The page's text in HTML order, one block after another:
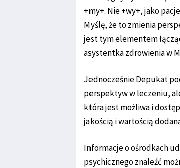
+my+. Nie +wy+, jako
Myślę, że to zmienia
jest tym elementem
asystentka zdrowienia w
Jednocześnie Depukat
perspektyw w leczeniu,
która jest możliwa i
jakością i wartością
Informacje o ośrodkach
psychicznego znaleźć